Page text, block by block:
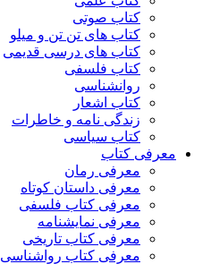
کتاب صوتی
کتاب های تن تن و میلو
کتاب های درسی قدیمی
کتاب فلسفی
روانشناسی
کتاب اشعار
زندگی نامه و خاطرات
کتاب سیاسی
معرفی کتاب
معرفی رمان
معرفی داستان کوتاه
معرفی کتاب فلسفی
معرفی نمایشنامه
معرفی کتاب تاریخی
معرفی کتاب رواشناسی